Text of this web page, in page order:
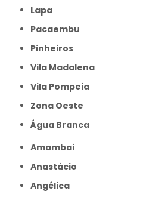
Lapa
Pacaembu
Pinheiros
Vila Madalena
Vila Pompeia
Zona Oeste
Água Branca
Amambai
Anastácio
Angélica